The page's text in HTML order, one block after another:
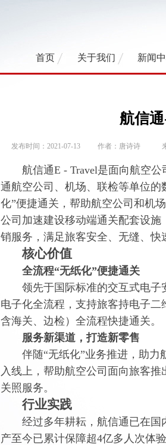
首页 关于我们 新闻
航信
发布时间：2021-07-13 作者：唐诗诗
航信通E - Travel是面向航空公
通航空公司、机场、联检等单位
化”便捷通关，帮助航空公司和机
公司加速建设移动端通关配套设
销服务，满足旅客安全、无缝、快
核心价值
全流程“无纸化”便捷通关
领先于国际标准的交互式电子
电子化全流程，支持旅客持电子
含海关、边检）全流程快捷通关。
服务新渠道，打造新零售
伴随“无纸化”业务推进，助力
入线上，帮助航空公司面向旅客
关照服务。
行业实践
经过多年耕耘，航信通已在国
产至今已累计保障超4亿多人次体